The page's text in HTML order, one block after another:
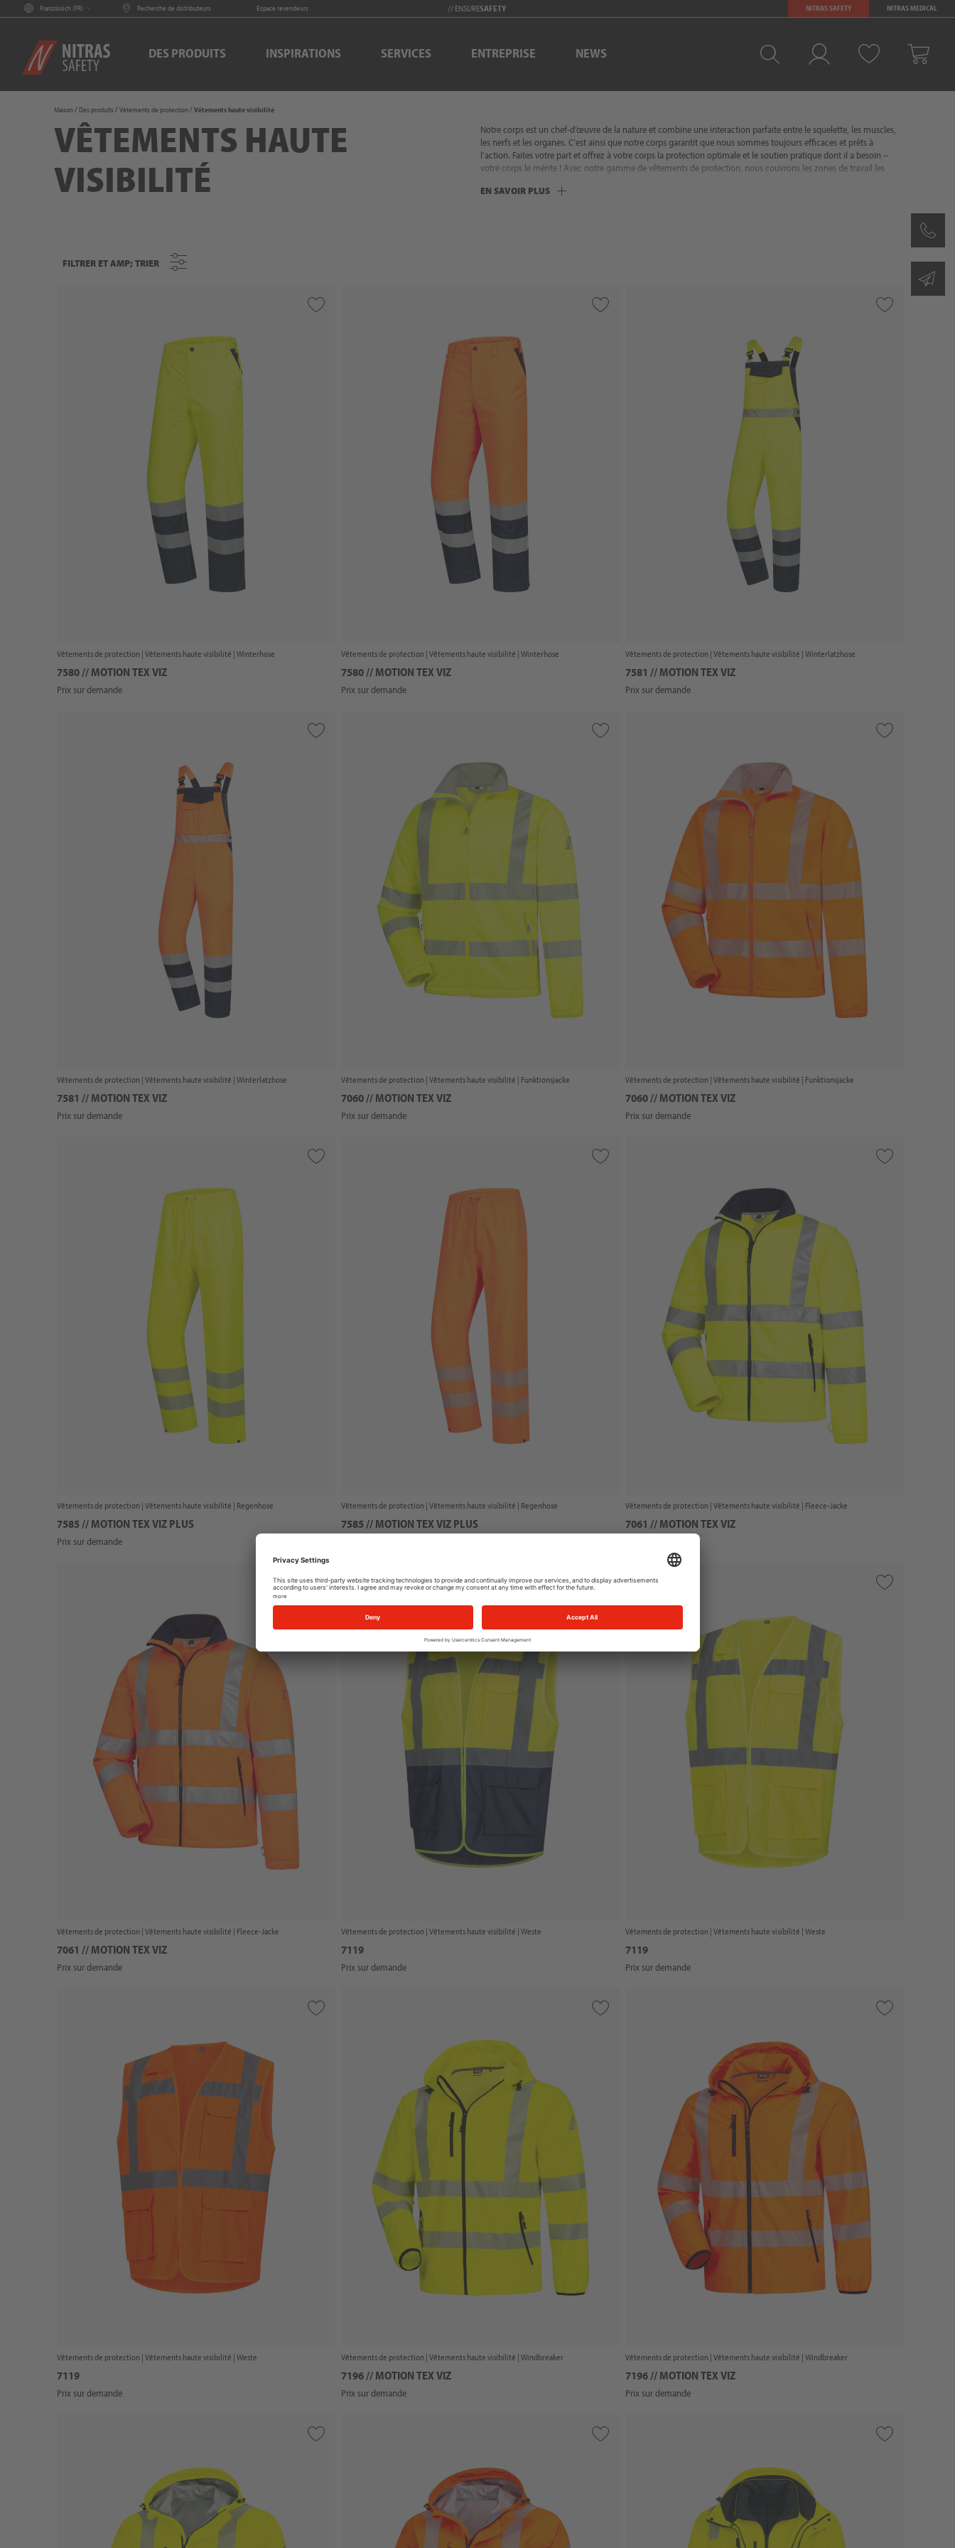
Französisch (FR) Recherche de distributeurs Espace revendeurs // ENSURESAFETY NITRAS SAFETY NITRAS MEDICAL
DES PRODUITS INSPIRATIONS SERVICES ENTREPRISE NEWS
Maison Des produits Vêtements de protection Vêtements haute visibilité
VÊTEMENTS HAUTE
VISIBILITÉ
Notre corps est un chef-d’œuvre de la nature et combine une interaction parfaite entre le squelette, les muscles,
les nerfs et les organes. C'est ainsi que notre corps garantit que nous sommes toujours efficaces et prêts à
l'action. Faites votre part et offrez à votre corps la protection optimale et le soutien pratique dont il a besoin –
votre corps le mérite ! Avec notre gamme de vêtements de protection, nous couvrons les zones de travail les
produits chimiques. Cela signifie que vous êtes toujours équipé de manière optimale. Grâce à la haute
EN SAVOIR PLUS
FILTRER ET AMP; TRIER
FILTRER ET AMP; TRIER
Vêtements de protection | Vêtements haute visibilité | Winterhose
7580 // MOTION TEX VIZ
Prix sur demande
Vêtements de protection | Vêtements haute visibilité | Winterhose
7580 // MOTION TEX VIZ
Prix sur demande
Vêtements de protection | Vêtements haute visibilité | Winterlatzhose
7581 // MOTION TEX VIZ
Prix sur demande
Vêtements de protection | Vêtements haute visibilité | Winterlatzhose
7581 // MOTION TEX VIZ
Prix sur demande
Vêtements de protection | Vêtements haute visibilité | Funktionsjacke
7060 // MOTION TEX VIZ
Prix sur demande
Vêtements de protection | Vêtements haute visibilité | Funktionsjacke
7060 // MOTION TEX VIZ
Prix sur demande
Vêtements de protection | Vêtements haute visibilité | Regenhose
7585 // MOTION TEX VIZ PLUS
Prix sur demande
Vêtements de protection | Vêtements haute visibilité | Regenhose
7585 // MOTION TEX VIZ PLUS
Vêtements de protection | Vêtements haute visibilité | Fleece-Jacke
7061 // MOTION TEX VIZ
Vêtements de protection | Vêtements haute visibilité | Fleece-Jacke
7061 // MOTION TEX VIZ
Prix sur demande
Vêtements de protection | Vêtements haute visibilité | Weste
7119
Prix sur demande
Vêtements de protection | Vêtements haute visibilité | Weste
7119
Prix sur demande
Vêtements de protection | Vêtements haute visibilité | Weste
7119
Prix sur demande
Vêtements de protection | Vêtements haute visibilité | Windbreaker
7196 // MOTION TEX VIZ
Prix sur demande
Vêtements de protection | Vêtements haute visibilité | Windbreaker
7196 // MOTION TEX VIZ
Prix sur demande